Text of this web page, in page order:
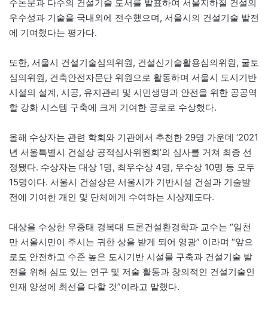
수논문과 다수의 건설기술 도서를 발표하여 서울지하철 건설의
우수성과 기술을 국내외에 전수했으며, 서울시의 건설기술 발전
에 기여했다는 평가다.
또한, 서울시 건설기술심의위원, 건설신기술활용심의위원, 굴토
심의위원, 건축안전자문단 위원으로 활동하며 서울시 도시기반
시설의 설계, 시공, 유지관리 및 시민생명과 안전을 위한 공공역
할 강화 시스템 구축에 크게 기여한 공로로 수상했다.
올해 수상자는 관련 학회와 기관에서 추천한 29명 가운데 ‘2021
년 서울특별시 건설상 공적심사위원회’의 심사를 거쳐 최종 선
정됐다. 수상자는 대상 1명, 최우수상 4명, 우수상 10명 등 모두
15명이다. 서울시 건설상은 서울시가 기반시설 건설과 기술발
전에 기여한 개인 및 단체에게 수여하는 시상제도다.
대상을 수상한 우종태 경복대 드론건설환경학과 교수는 “일천
만 서울시민이 주시는 귀한 상을 받게 되어 영광” 이라며 “앞으
로도 안전하고 수준 높은 도시기반 시설물 구축과 건설기술 발
전을 위해 심도 있는 연구 및 저술 활동과 창의적인 건설기술인
인재 양성에 최선을 다할 것”이라고 말했다.